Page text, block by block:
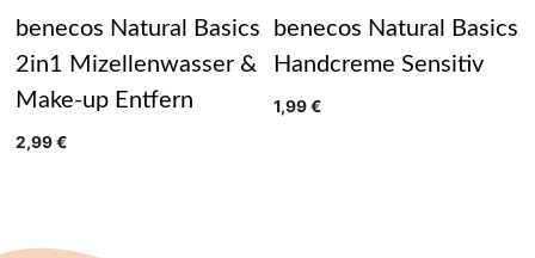
benecos Natural Basics
2in1 Mizellenwasser &
Make-up Entfern
2,99€
benecos Natural Basics
Handcreme Sensitiv
1,99€